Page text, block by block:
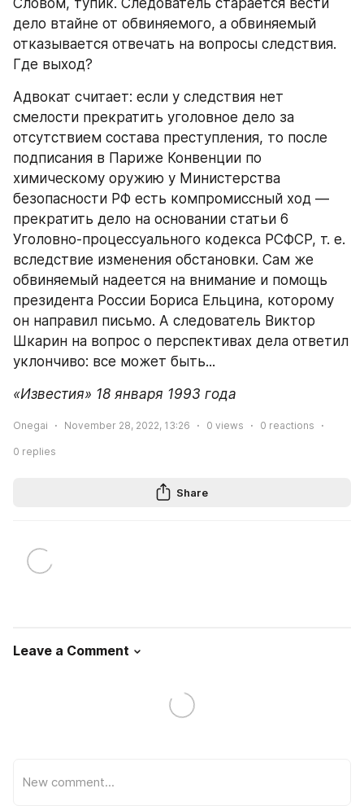
дело втайне от обвиняемого, а обвиняемый
отказывается отвечать на вопросы следствия.
Где выход?
Адвокат считает: если у следствия нет
смелости прекратить уголовное дело за
отсутствием состава преступления, то после
подписания в Париже Конвенции по
химическому оружию у Министерства
безопасности РФ есть компромиссный ход —
прекратить дело на основании статьи 6
Уголовно-процессуального кодекса РСФСР, т. е.
вследствие изменения обстановки. Сам же
обвиняемый надеется на внимание и помощь
президента России Бориса Ельцина, которому
он направил письмо. А следователь Виктор
Шкарин на вопрос о перспективах дела ответил
уклончиво: все может быть...
«Известия» 18 января 1993 года
Onegai November 28, 2022, 13:26 0 views 0 reactions
0 replies
Share
Leave a Comment